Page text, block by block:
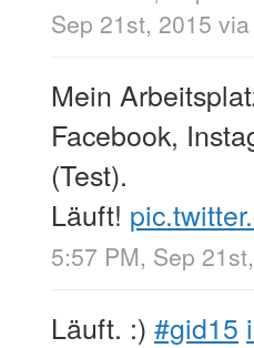
Sep 21st, 2015 via
Mein
Facebook,
(Test).
Läuft!
5:57 PM, Sep
Läuft. :) #gid15